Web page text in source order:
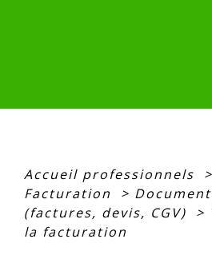
Accueil professionnels >
Facturation
>
(factures, devis, CGV)
>
la facturation